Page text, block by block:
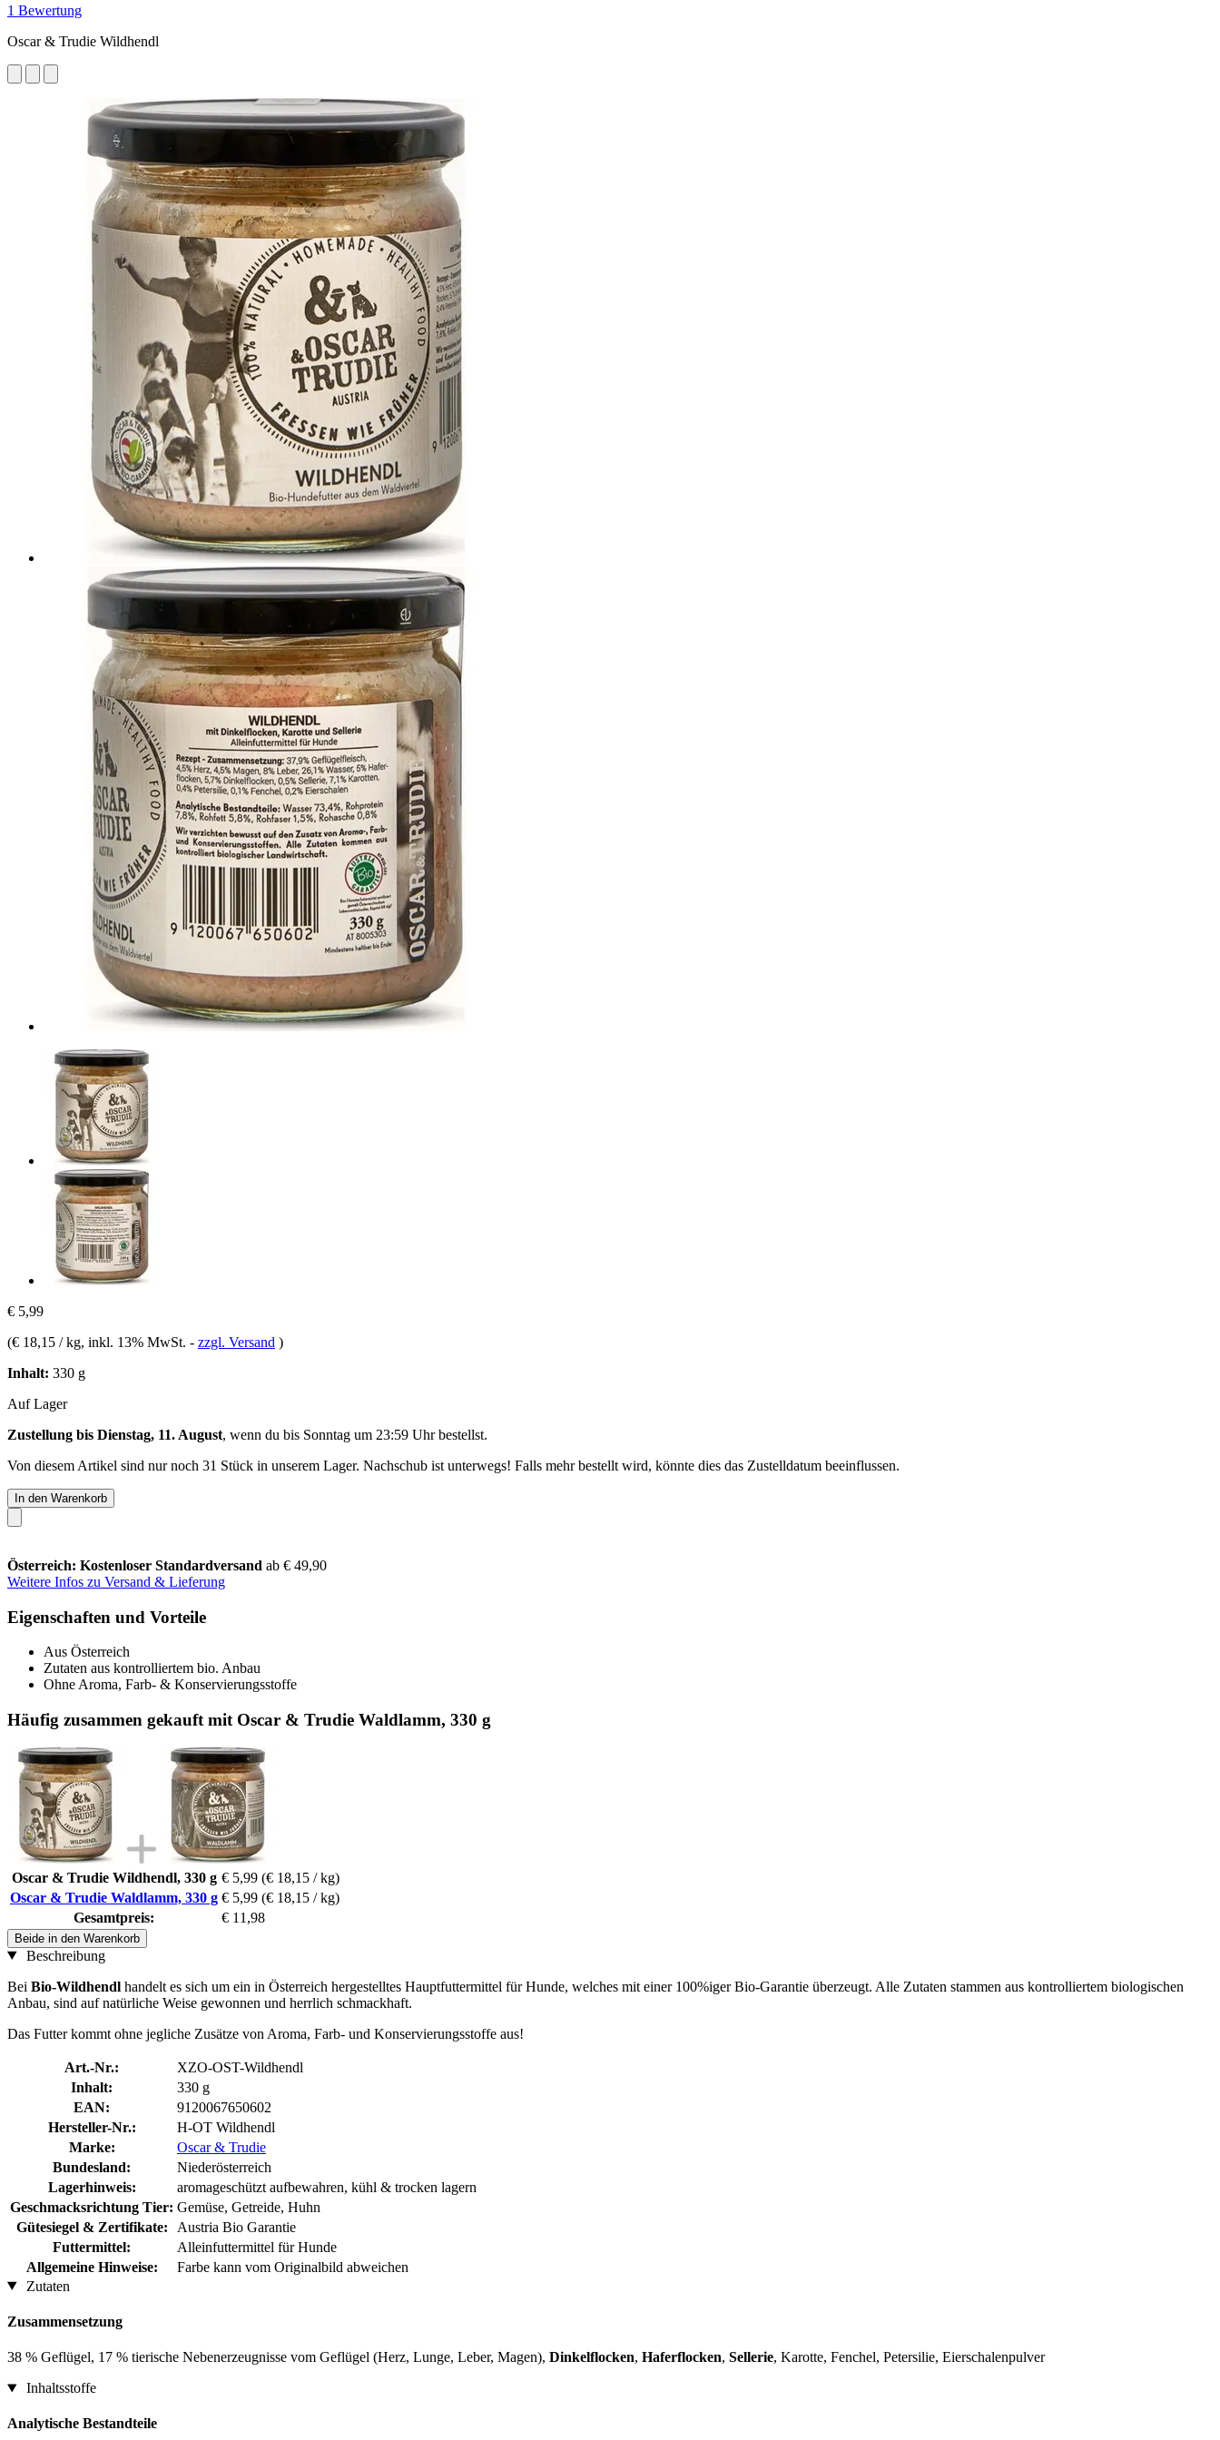
1 Bewertung
Oscar & Trudie Wildhendl
€ 5,99
(€ 18,15 / kg, inkl. 13% MwSt. - zzgl. Versand )
Inhalt: 330 g
Auf Lager
Zustellung bis Dienstag, 11. August, wenn du bis Sonntag um 23:59 Uhrbestellst.
Von diesem Artikel sind nur noch 31 Stück in unserem Lager. Nachschub ist unterwegs! Falls mehr bestellt wird, könnte dies das Zustelldatum beeinflussen.
In den Warenkorb
Österreich: Kostenloser Standardversand ab € 49,90
Weitere Infos zu Versand & Lieferung
Eigenschaften und Vorteile
Aus Österreich
Zutaten aus kontrolliertem bio. Anbau
Ohne Aroma, Farb- & Konservierungsstoffe
Häufig zusammen gekauft mit Oscar & Trudie Waldlamm, 330 g
Oscar & Trudie Wildhendl, 330 g € 5,99 (€ 18,15 / kg)
Oscar & Trudie Waldlamm, 330 g € 5,99 (€ 18,15 / kg)
Gesamtpreis:
€ 11,98
Beide in den Warenkorb
Beschreibung
Bei Bio-Wildhendl handelt es sich um ein in Österreich hergestelltes Hauptfuttermittel für Hunde, welches mit einer 100%iger Bio-Garantie überzeugt. Alle Zutaten stammen aus kontrolliertem biologischen
Anbau, sind auf natürliche Weise gewonnen und herrlich schmackhaft.
Das Futter kommt ohne jegliche Zusätze von Aroma, Farb- und Konservierungsstoffe aus!
Art.-Nr.:
XZO-OST-Wildhendl
Inhalt:
330 g
EAN:
9120067650602
Hersteller-Nr.:
H-OT Wildhendl
Marke:
Oscar & Trudie
Bundesland:
Niederösterreich
Lagerhinweis:
aromageschützt aufbewahren, kühl & trocken lagern
Geschmacksrichtung Tier: Gemüse, Getreide, Huhn
Gütesiegel & Zertifikate:
Austria Bio Garantie
Futtermittel:
Alleinfuttermittel für Hunde
Allgemeine Hinweise:
Farbe kann vom Originalbild abweichen
Zutaten
Zusammensetzung
38 % Geflügel, 17 % tierische Nebenerzeugnisse vom Geflügel (Herz, Lunge, Leber, Magen), Dinkelflocken, Haferflocken, Sellerie, Karotte, Fenchel, Petersilie, Eierschalenpulver
Inhaltsstoffe
Analytische Bestandteile